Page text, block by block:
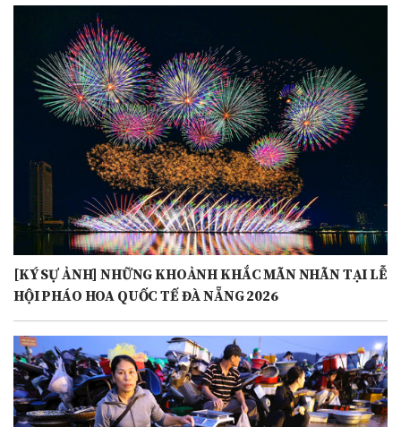
[KÝ SỰ ẢNH] NHỮNG KHOẢNH KHẮC MÃN NHÃN TẠI LỄ
HỘI PHÁO HOA QUỐC TẾ ĐÀ NẴNG 2026